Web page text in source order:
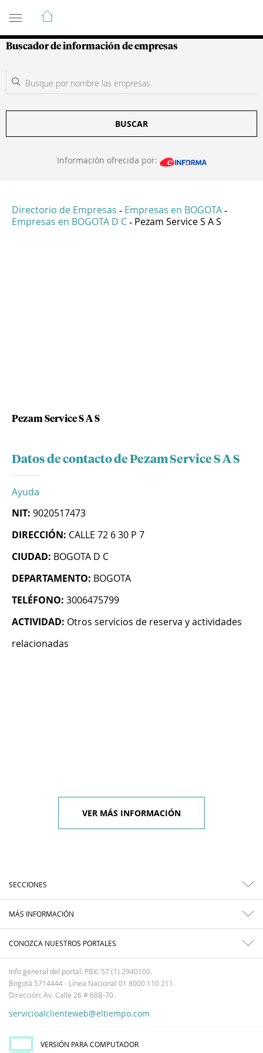
Guía de Empresas Colombianas
Buscador de información de empresas
BUSCAR
Información ofrecida por:
Directorio de Empresas - Empresas en BOGOTA -
Empresas en BOGOTA D C - Pezam Service S A S
Pezam Service S A S
Datos de contacto de Pezam Service S A S
Ayuda
NIT: 9020517473
DIRECCIÓN: CALLE 72 6 30 P 7
CIUDAD: BOGOTA D C
DEPARTAMENTO: BOGOTA
TELÉFONO: 3006475799
ACTIVIDAD: Otros servicios de reserva y actividades
relacionadas
VER MÁS INFORMACIÓN
SECCIONES
MÁS INFORMACIÓN
CONOZCA NUESTROS PORTALES
Info general del portal: PBX: 57 (1) 2940100.
Bogotá 5714444 - Línea Nacional 01 8000 110 211.
Dirección: Av. Calle 26 # 68B-70.
servicioalclienteweb@eltiempo.com
VERSIÓN PARA COMPUTADOR